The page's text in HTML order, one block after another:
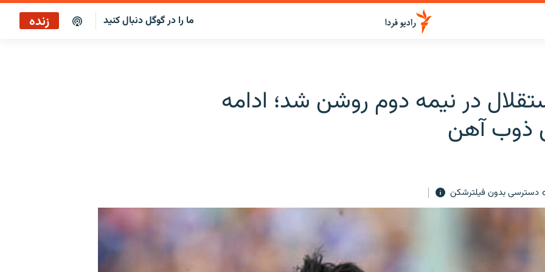
ما را در گوگل دنبال کنید زنده
در نيمه دوم روشن شد؛ ادامه
ذوب آهن
دسترسی بدون فیلترشکن